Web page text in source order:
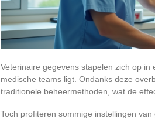
Veterinaire gegevens stapelen zich op
medische teams ligt. Ondanks deze
traditionele beheermethoden, wat de
Toch profiteren sommige instellingen